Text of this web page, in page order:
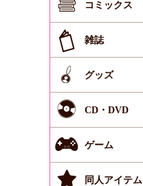
コミックス
雑誌
グッズ
CD・DVD
ゲーム
同人アイテム